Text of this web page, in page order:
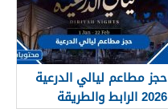
حجز مطاعم ليالي الدرعية
2026 الرابط والطريقة